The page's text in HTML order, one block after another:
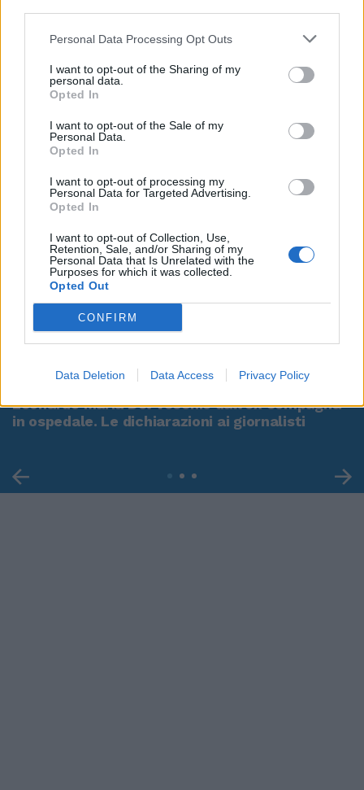
Personal Data Processing Opt Outs
I want to opt-out of the Sharing of my
personal data.
Opted In
I want to opt-out of the Sale of my
Personal Data.
Opted In
I want to opt-out of processing my
Personal Data for Targeted Advertising.
Opted In
I want to opt-out of Collection, Use,
Retention, Sale, and/or Sharing of my
Personal Data that Is Unrelated with the
Purposes for which it was collected.
Opted Out
CONFIRM
Data Deletion Data Access Privacy Policy
00:00 01:16
Leonardo Maria Del Vecchio dall'ex compagna
in ospedale. Le dichiarazioni ai giornalisti